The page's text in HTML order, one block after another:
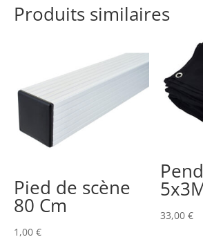
Produits similaires
Pied de scène
80 Cm
1,00 €
33,00€